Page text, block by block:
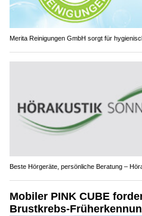
Merita Reinigungen GmbH sorgt für
Beste Hörgeräte, persönliche Beratung –
Mobiler PINK CUBE
Brustkrebs-